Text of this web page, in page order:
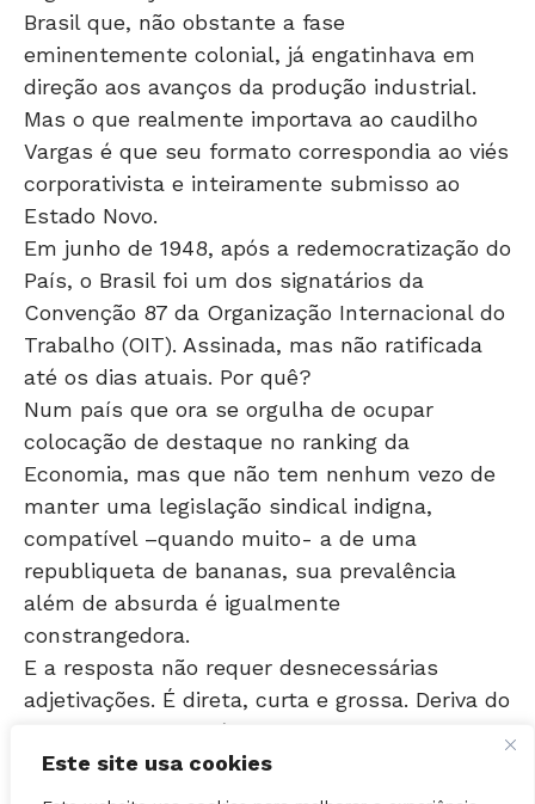
Este site usa cookies
eminentemente colonial, já engatinhava em
direção aos avanços da produção industrial.
Mas o que realmente importava ao caudilho
Vargas é que seu formato correspondia ao viés
corporativista e inteiramente submisso ao
Estado Novo.
Em junho de 1948, após a redemocratização do
País, o Brasil foi um dos signatários da
Convenção 87 da Organização Internacional do
Trabalho (OIT). Assinada, mas não ratificada
até os dias atuais. Por quê?
Num país que ora se orgulha de ocupar
colocação de destaque no ranking da
Economia, mas que não tem nenhum vezo de
manter uma legislação sindical indigna,
compatível –quando muito- a de uma
republiqueta de bananas, sua prevalência
além de absurda é igualmente
constrangedora.
E a resposta não requer desnecessárias
adjetivações. É direta, curta e grossa. Deriva do
fato de os responsáveis pelo sistema sindical
brasileiro insistirem em trilhar pela bitola
estreita da unicidade e da cômoda